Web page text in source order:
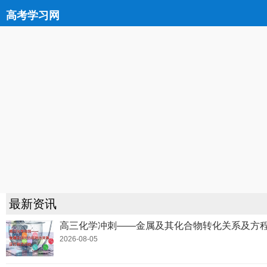
高考学习网
最新资讯
高三化学冲刺——金属及其化合物转化关系及方
2026-08-05